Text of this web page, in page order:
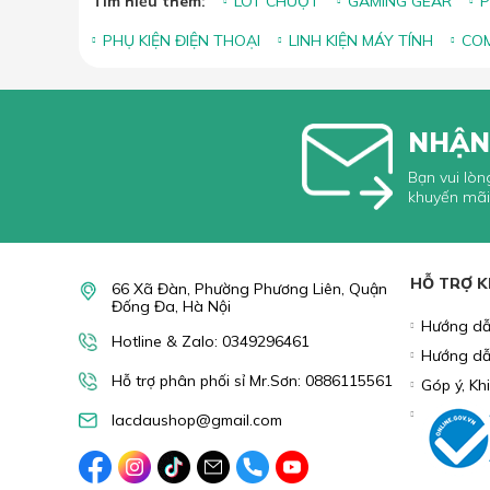
PHỤ KIỆN ĐIỆN THOẠI
LINH KIỆN MÁY TÍNH
Bạn vui
khuyến
66 Xã Đàn, Phường Phương Liên, Quận
Hotline & Zalo: 0349296461
Hỗ trợ phân phối sỉ Mr.Sơn: 0886115561
HỖ TRỢ
Hướng
Hướng
Góp ý,